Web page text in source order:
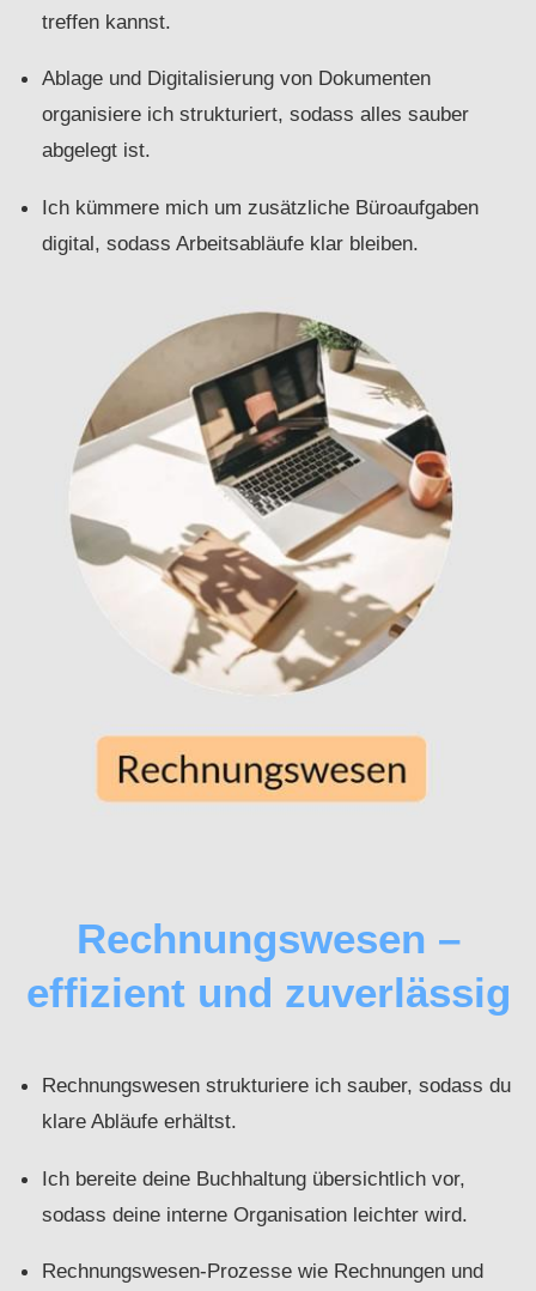
treffen kannst.
Ablage und Digitalisierung von Dokumenten
organisiere ich strukturiert, sodass alles sauber
abgelegt ist.
Ich kümmere mich um zusätzliche Büroaufgaben
digital, sodass Arbeitsabläufe klar bleiben.
Rechnungswesen –
effizient und zuverlässig
Rechnungswesen strukturiere ich sauber, sodass du
klare Abläufe erhältst.
Ich bereite deine Buchhaltung übersichtlich vor,
sodass deine interne Organisation leichter wird.
Rechnungswesen-Prozesse wie Rechnungen und